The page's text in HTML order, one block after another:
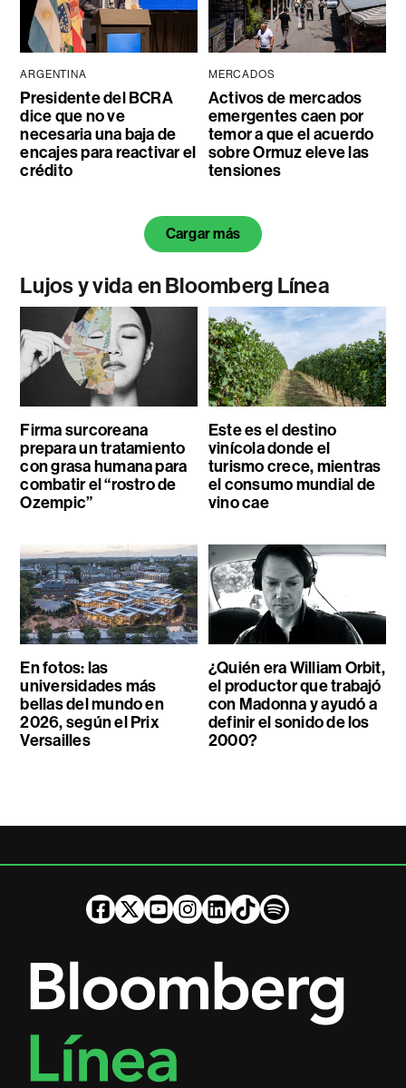
ARGENTINA
Presidente del BCRA
dice que no ve
necesaria una baja de
encajes para reactivar el
crédito
MERCADOS
Activos de mercados
emergentes caen por
temor a que el acuerdo
sobre Ormuz eleve las
tensiones
Cargar más
Lujos y vida en Bloomberg Línea
Firma surcoreana
prepara un tratamiento
con grasa humana para
combatir el “rostro de
Ozempic”
Este es el destino
vinícola donde el
turismo crece, mientras
el consumo mundial de
vino cae
En fotos: las
universidades más
bellas del mundo en
2026, según el Prix
Versailles
¿Quién era William Orbit,
el productor que trabajó
con Madonna y ayudó a
definir el sonido de los
2000?